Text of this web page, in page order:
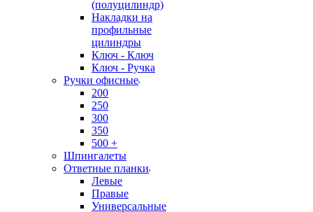
(полуцилиндр)
Накладки на
профильные
цилиндры
Ключ - Ключ
Ключ - Ручка
Ручки офисные
200
250
300
350
500 +
Шпингалеты
Ответные планки
Левые
Правые
Универсальные